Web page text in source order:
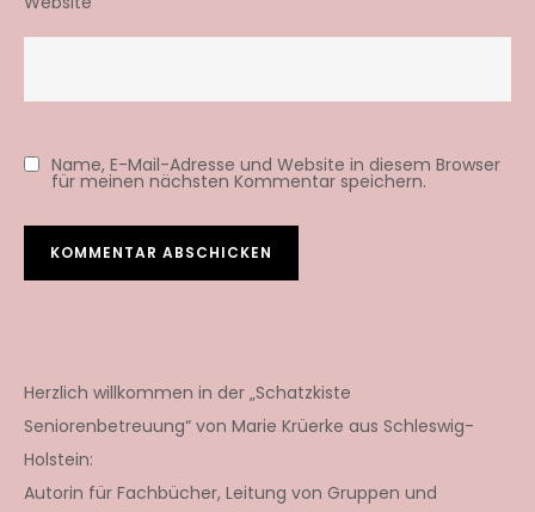
Name, E-Mail-Adresse und Website in diesem Browser
für meinen nächsten Kommentar speichern.
Herzlich willkommen in der „Schatzkiste
Seniorenbetreuung“ von Marie Krüerke aus Schleswig-
Holstein:
Autorin für Fachbücher, Leitung von Gruppen und